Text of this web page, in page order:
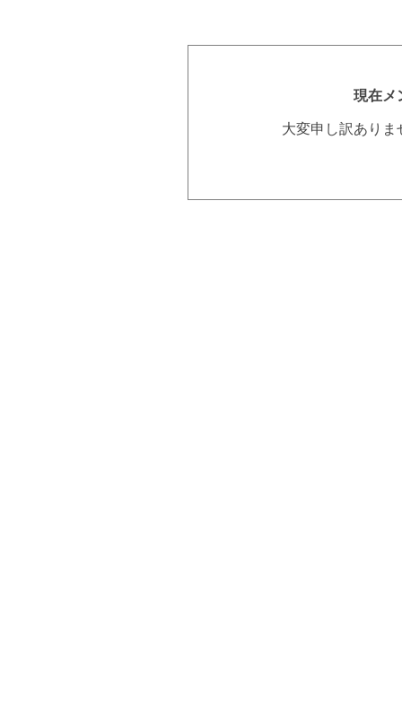
現在メ
大変申し訳あり